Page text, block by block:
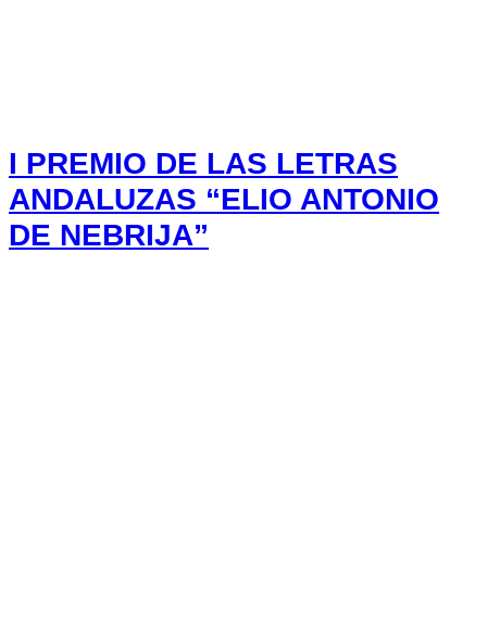
I PREMIO DE LAS LETRAS
ANDALUZAS “ELIO ANTONIO
DE NEBRIJA”